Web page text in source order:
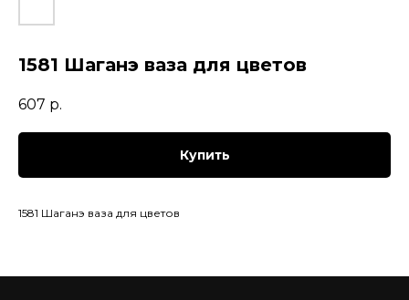
1581 Шаганэ ваза для цветов
607 р.
Купить
1581 Шаганэ ваза для цветов